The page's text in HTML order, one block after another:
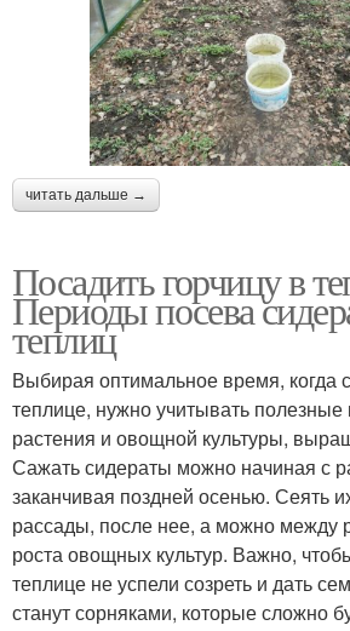
читать дальше →
Посадить горчицу в
Периоды посева
теплиц
Выбирая оптимальное время, когда
теплице, нужно учитывать полезные
растения и овощной культуры,
Сажать сидераты можно начиная с
заканчивая поздней осенью. Сеять
рассады, после нее, а можно между
роста овощных культур. Важно,
теплице не успели созреть и дать
станут сорняками, которые сложно